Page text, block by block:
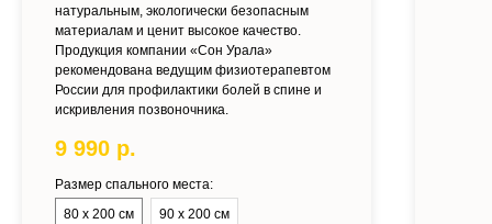
натуральным, экологически безопасным
материалам и ценит высокое качество.
Продукция компании «Сон Урала»
рекомендована ведущим физиотерапевтом
России для профилактики болей в спине и
искривления позвоночника.
9 990 р.
Размер спального места:
80 х 200 см
90 х 200 см